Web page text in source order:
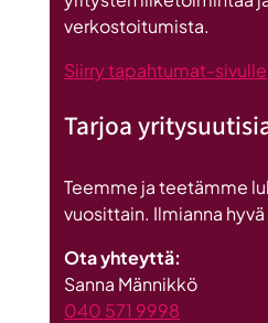
verkostoitumista.
Siirry tapahtumat-sivulle
Tarjoa
Teemme ja teetämme
vuosittain. Ilmianna
Ota yhteyttä:
Sanna Männikkö
040 571 9998